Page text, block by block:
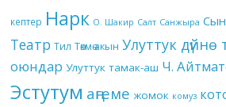
кептер Нарк О. Шакир Салт Санжыра Сын
Театр Тил Төкмө акын Улуттук
оюндар Улуттук тамак-аш Ч.
Эстутум аңгеме жомок комуз